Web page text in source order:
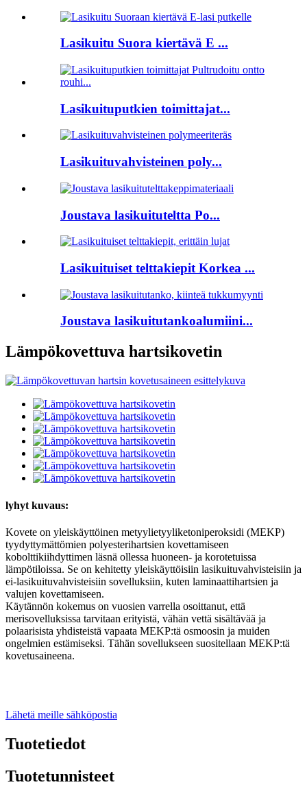
Lasikuitu Suora kiertävä E ...
Lasikuituputkien toimittajat...
Lasikuituvahvisteinen poly...
Joustava lasikuituteltta Po...
Lasikuituiset telttakiepit Korkea ...
Joustava lasikuitutankoalumiini...
Lämpökovettuva hartsikovetin
lyhyt kuvaus:
Kovete on yleiskäyttöinen metyylietyyliketoniperoksidi (MEKP)
tyydyttymättömien polyesterihartsien kovettamiseen
kobolttikiihdyttimen läsnä ollessa huoneen- ja korotetuissa
lämpötiloissa. Se on kehitetty yleiskäyttöisiin lasikuituvahvisteisiin ja
ei-lasikuituvahvisteisiin sovelluksiin, kuten laminaattihartsien ja
valujen kovettamiseen.
Käytännön kokemus on vuosien varrella osoittanut, että
merisovelluksissa tarvitaan erityistä, vähän vettä sisältävää ja
polaarisista yhdisteistä vapaata MEKP:tä osmoosin ja muiden
ongelmien estämiseksi. Tähän sovellukseen suositellaan MEKP:tä
kovetusaineena.
Lähetä meille sähköpostia
Tuotetiedot
Tuotetunnisteet